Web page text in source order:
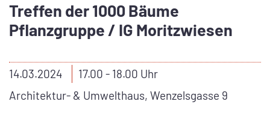
Treffen der 1000 Bäume
Pflanzgruppe / IG Moritzwiesen
14.03.2024
17.00 - 18.00 Uhr
Architektur- & Umwelthaus, Wenzelsgasse 9